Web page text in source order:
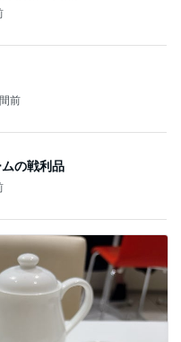
前
の戦利品